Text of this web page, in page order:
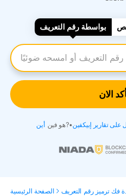
بواسطة رقم التعريف
أدخل رقم التعريف
الان
أين هو فين?•تقارير إبيكفين
الصفحة الرئيسية فك ترميز رقم التعريف